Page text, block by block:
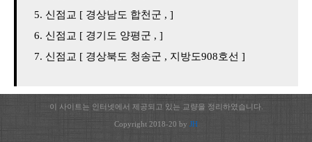
신점교 [ 경상남도 합천군 , ]
신점교 [ 경기도 양평군 , ]
신점교 [ 경상북도 청송군 , 지방도908호선 ]
이 사이트는 인터넷에서 제공되고 있는 교량을 정리하였습니다.
Copyright 2018-20 by JH